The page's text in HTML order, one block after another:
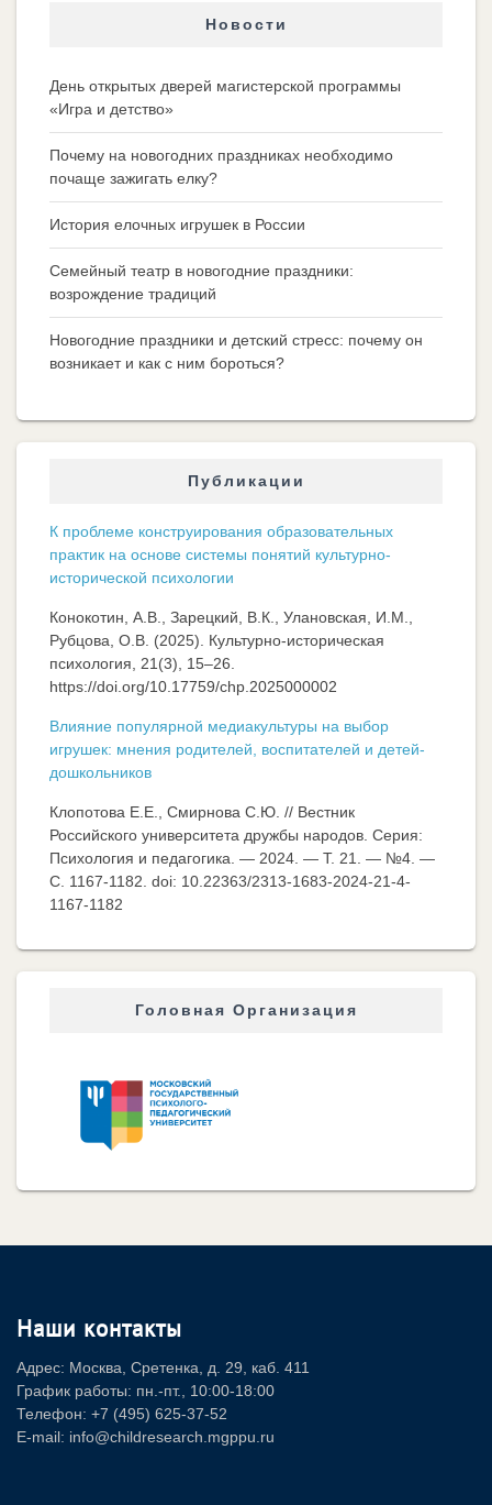
Новости
День открытых дверей магистерской программы
«Игра и детство»
Почему на новогодних праздниках необходимо
почаще зажигать елку?
История елочных игрушек в России
Семейный театр в новогодние праздники:
возрождение традиций
Новогодние праздники и детский стресс: почему он
возникает и как с ним бороться?
Публикации
К проблеме конструирования образовательных
практик на основе системы понятий культурно-
исторической психологии
Конокотин, А.В., Зарецкий, В.К., Улановская, И.М.,
Рубцова, О.В. (2025). Культурно-историческая
психология, 21(3), 15–26.
https://doi.org/10.17759/chp.2025000002
Влияние популярной медиакультуры на выбор
игрушек: мнения родителей, воспитателей и детей-
дошкольников
Клопотова Е.Е., Смирнова С.Ю. // Вестник
Российского университета дружбы народов. Серия:
Психология и педагогика. — 2024. — Т. 21. — №4. —
C. 1167-1182. doi: 10.22363/2313-1683-2024-21-4-
1167-1182
Головная Организация
Наши контакты
Адрес: Москва, Сретенка, д. 29, каб. 411
График работы: пн.-пт., 10:00-18:00
Телефон: +7 (495) 625-37-52
E-mail: info@childresearch.mgppu.ru